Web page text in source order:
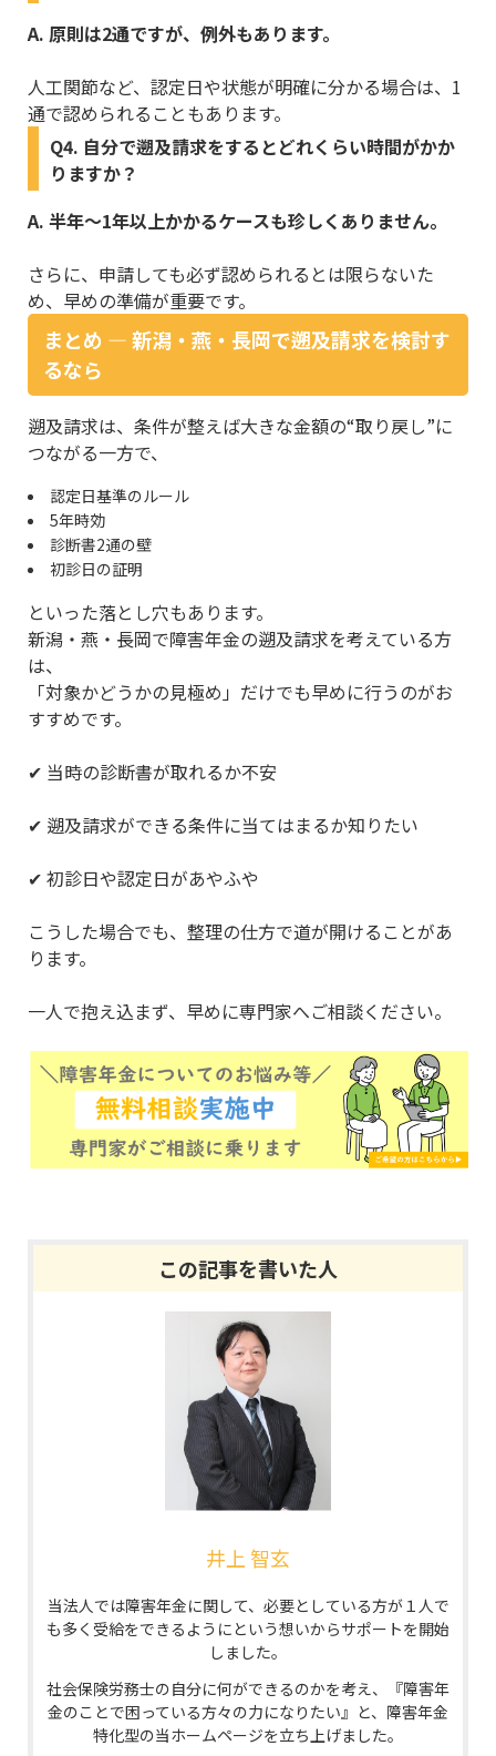
A. 原則は2通ですが、例外もあります。
人工関節など、認定日や状態が明確に分かる場合は、1
通で認められることもあります。
Q4. 自分で遡及請求をするとどれくらい時間がかか
りますか？
A. 半年〜1年以上かかるケースも珍しくありません。
さらに、申請しても必ず認められるとは限らないた
め、早めの準備が重要です。
まとめ ― 新潟・燕・長岡で遡及請求を検討す
るなら
遡及請求は、条件が整えば大きな金額の“取り戻し”に
つながる一方で、
認定日基準のルール
5年時効
診断書2通の壁
初診日の証明
といった落とし穴もあります。
新潟・燕・長岡で障害年金の遡及請求を考えている方
は、
「対象かどうかの見極め」だけでも早めに行うのがお
すすめです。
✔ 当時の診断書が取れるか不安
✔ 遡及請求ができる条件に当てはまるか知りたい
✔ 初診日や認定日があやふや
こうした場合でも、整理の仕方で道が開けることがあ
ります。
一人で抱え込まず、早めに専門家へご相談ください。
井上 智玄
当法人では障害年金に関して、必要としている方が１人で
も多く受給をできるようにという想いからサポートを開始
しました。
社会保険労務士の自分に何ができるのかを考え、『障害年
金のことで困っている方々の力になりたい』と、障害年金
特化型の当ホームページを立ち上げました。